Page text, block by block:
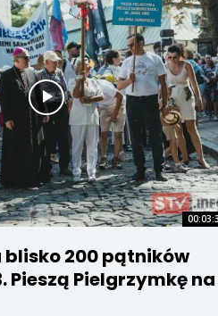
blisko 200 pątników
Pieszą Pielgrzymkę na